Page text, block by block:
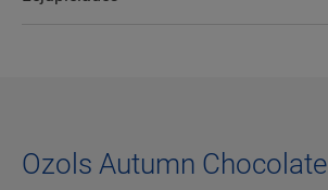
Ozols Autumn Chocolate